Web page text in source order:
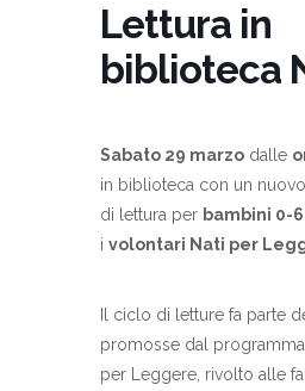
Lettura in
biblioteca
Sabato 29 marzo dalle
in biblioteca con un
di lettura per bambini 0-
i volontari Nati per
Il ciclo di letture fa parte
promosse dal
per Leggere, rivolto alle